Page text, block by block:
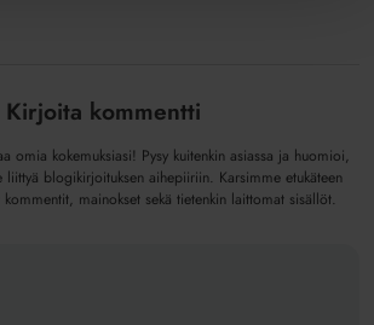
Kirjoita kommentti
omia kokemuksiasi! Pysy kuitenkin asiassa ja huomioi,
liittyä blogikirjoituksen aihepiiriin. Karsimme etukäteen
mainokset sekä tietenkin laittomat sisällöt.